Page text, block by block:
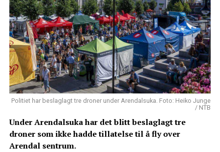
Politiet har beslaglagt tre droner under Arendalsuka. Foto: Heiko Junge
/ NTB
Under Arendalsuka har det blitt beslaglagt tre
droner som ikke hadde tillatelse til å fly over
Arendal sentrum.